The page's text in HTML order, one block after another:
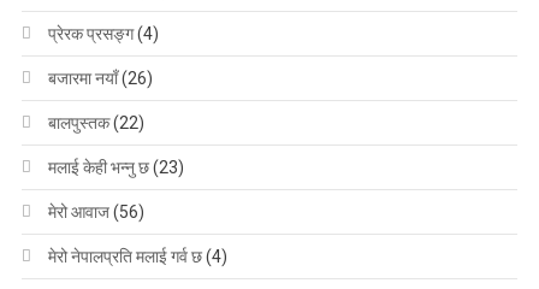
प्रेरक प्रसङ्ग(4)
बजारमा नयाँ(26)
बालपुस्तक(22)
मलाई केही भन्नु छ(23)
मेरो आवाज(56)
मेरो नेपालप्रति मलाई गर्व छ(4)